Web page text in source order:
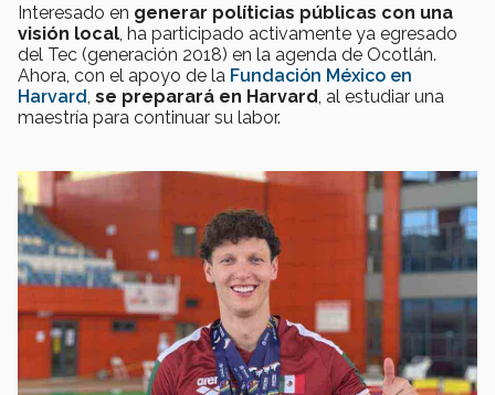
Interesado en generar políticias públicas con una
visión local , ha participado activamente ya egresado
del Tec (generación 2018) en la agenda de Ocotlán.
Ahora, con el apoyo de la Fundación México en
Harvard se preparará en Harvard , al estudiar una
maestría para continuar su labor.